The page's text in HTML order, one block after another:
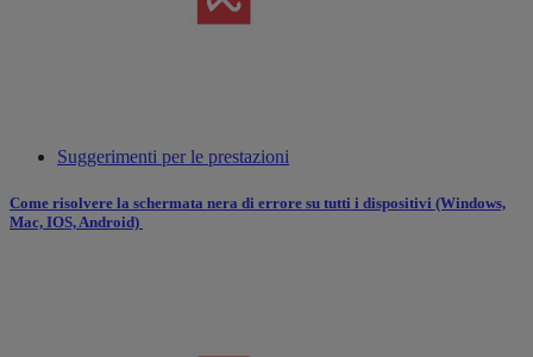
Suggerimenti per le prestazioni
Come risolvere la schermata nera di errore su tutti i dispositivi (Windows,
Mac, IOS, Android)